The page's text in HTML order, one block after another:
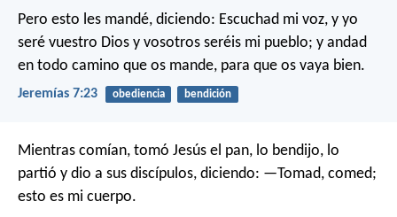
Pero esto les mandé, diciendo: Escuchad mi voz, y yo
seré vuestro Dios y vosotros seréis mi pueblo; y andad
en todo camino que os mande, para que os vaya bien.
Jeremías 7:23 obediencia bendición
Mientras comían, tomó Jesús el pan, lo bendijo, lo
partió y dio a sus discípulos, diciendo: —Tomad, comed;
esto es mi cuerpo.